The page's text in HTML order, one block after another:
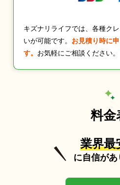
キズナリライフでは、各種ク
いが可能です。 お見積り時に
す。 お気軽にご相談ください。
料金
業界最
に自信があ